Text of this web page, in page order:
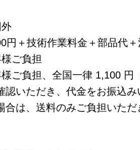
＋技術作業料金＋部品代＋
ご負担
負担、全国一律 1,100 円（
いただき、代金をお振込み
は、送料のみご負担いただ